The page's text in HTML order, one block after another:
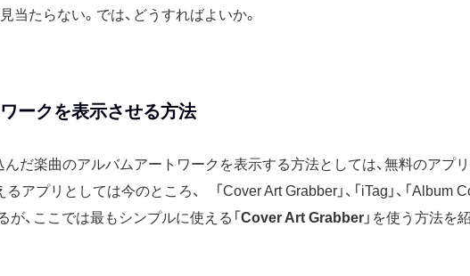
当たらない。では、どうすればよいか。
ークを表示させる方法
だ楽曲のアルバムアートワークを表示する方法としては、無料のアプ
アプリとしては今のところ、 「Cover Art Grabber」、「iTag」、「Album
が、ここでは最もシンプルに使える「 Cover Art Grabber 」を使う方法を